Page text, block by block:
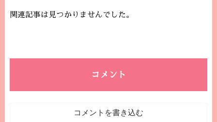
関連記事は見つかりませんでした。
コメント
コメントを書き込む